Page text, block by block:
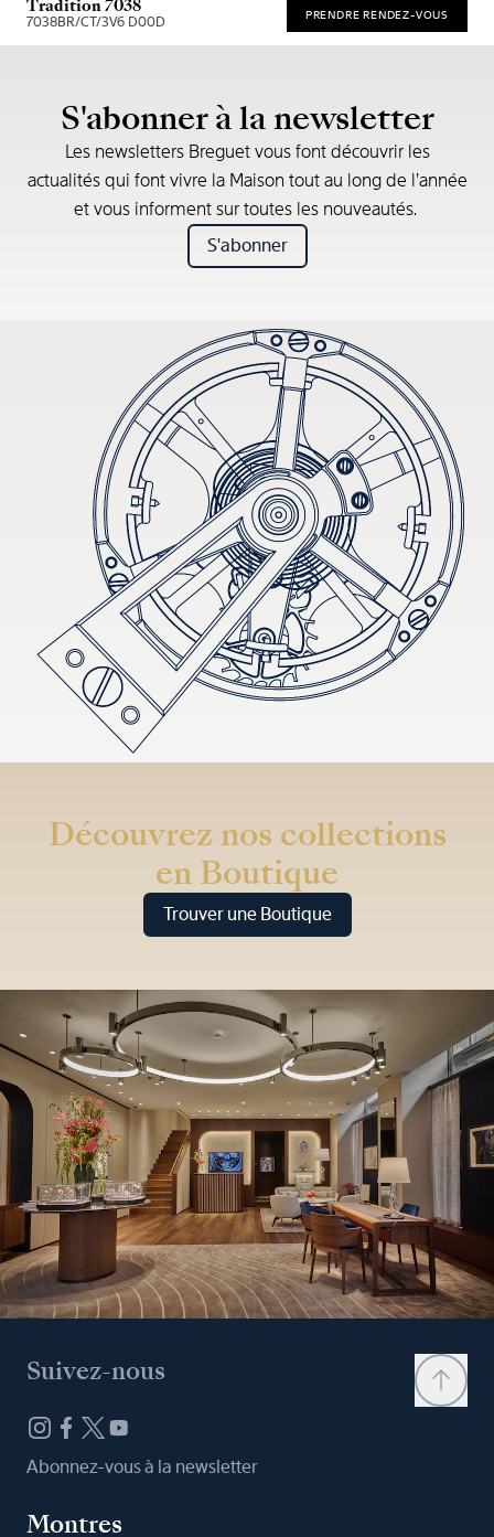
Tradition 7038
7038BR/CT/3V6 D00D PRENDRE RENDEZ-VOUS
S'abonner à la newsletter
Les newsletters Breguet vous font découvrir les
actualités qui font vivre la Maison tout au long de l’année
et vous informent sur toutes les nouveautés.
S'abonner
Découvrez nos collections
en Boutique
Trouver une Boutique
Suivez-nous
Abonnez-vous à la newsletter
Montres